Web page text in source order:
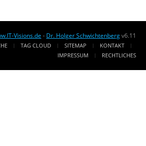
Visions.de - Dr. Holger Schwichtenbergv6.11
TAG CLOUD SITEMAP
KONTAKT
IMPRESSUM
RECHTLICHES